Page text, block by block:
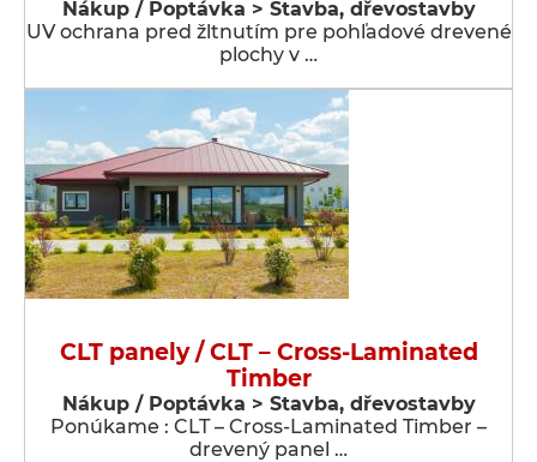
Nákup / Poptávka > Stavba, dřevostavby
UV ochrana pred žltnutím pre pohľadové drevené
plochy v …
CLT panely / CLT – Cross-Laminated
Timber
Nákup / Poptávka > Stavba, dřevostavby
Ponúkame : CLT – Cross-Laminated Timber –
drevený panel …